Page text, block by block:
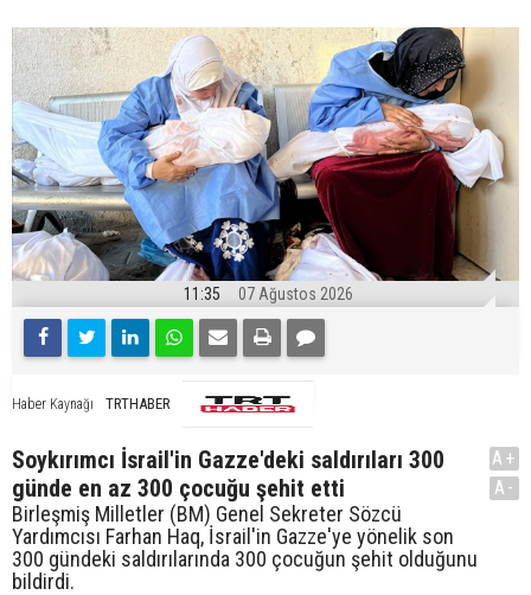
11:35 07 Ağustos 2026
Haber Kaynağı TRTHABER
Soykırımcı İsrail'in Gazze'deki saldırıları 300
günde en az 300 çocuğu şehit etti
Birleşmiş Milletler (BM) Genel Sekreter Sözcü
Yardımcısı Farhan Haq, İsrail'in Gazze'ye yönelik son
300 gündeki saldırılarında 300 çocuğun şehit olduğunu
bildirdi.
A+
A-